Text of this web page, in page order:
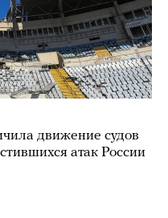
движение судов
атак России